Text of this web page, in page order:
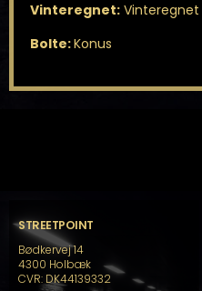
Vinteregnet:Vinteregnet
Bolte:Konus
STREETPOINT
Bødkervej 14
4300 Holbæk
CVR: DK44139332